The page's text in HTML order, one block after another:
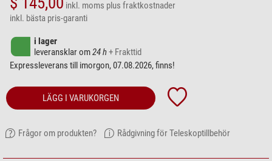
inkl. moms plus fraktkostnader
inkl. bästa pris-garanti
i lager
leveransklar om24 h+ Frakttid
Expressleverans till imorgon, 07.08.2026, finns!
LÄGG I VARUKORGEN
Frågor om produkten? Rådgivning för Teleskoptillbehör